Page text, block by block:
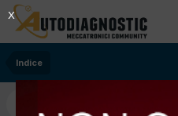
Indice
X